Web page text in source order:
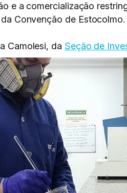
e a comercialização
Convenção de Estocolmo.
Camolesi, da Seção de